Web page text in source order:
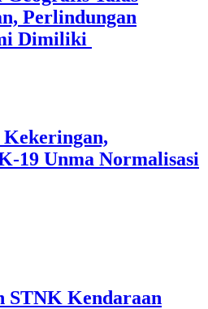
Perlindungan
Dimiliki
19 Unma Normalisasi
STNK Kendaraan